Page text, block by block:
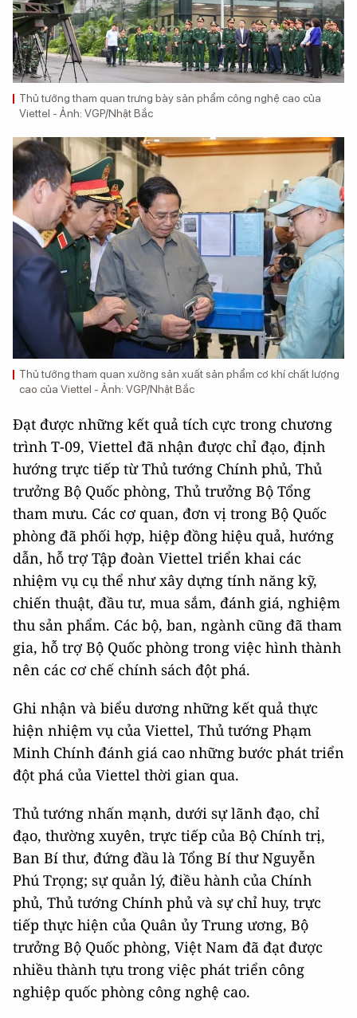
Thủ tướng tham quan trưng bày sản phẩm công nghệ cao của
Viettel - Ảnh: VGP/Nhật Bắc
Thủ tướng tham quan xưởng sản xuất sản phẩm cơ khí chất lượng
cao của Viettel - Ảnh: VGP/Nhật Bắc
Đạt được những kết quả tích cực trong chương
trình T-09, Viettel đã nhận được chỉ đạo, định
hướng trực tiếp từ Thủ tướng Chính phủ, Thủ
trưởng Bộ Quốc phòng, Thủ trưởng Bộ Tổng
tham mưu. Các cơ quan, đơn vị trong Bộ Quốc
phòng đã phối hợp, hiệp đồng hiệu quả, hướng
dẫn, hỗ trợ Tập đoàn Viettel triển khai các
nhiệm vụ cụ thể như xây dựng tính năng kỹ,
chiến thuật, đầu tư, mua sắm, đánh giá, nghiệm
thu sản phẩm. Các bộ, ban, ngành cũng đã tham
gia, hỗ trợ Bộ Quốc phòng trong việc hình thành
nên các cơ chế chính sách đột phá.
Ghi nhận và biểu dương những kết quả thực
hiện nhiệm vụ của Viettel, Thủ tướng Phạm
Minh Chính đánh giá cao những bước phát triển
đột phá của Viettel thời gian qua.
Thủ tướng nhấn mạnh, dưới sự lãnh đạo, chỉ
đạo, thường xuyên, trực tiếp của Bộ Chính trị,
Ban Bí thư, đứng đầu là Tổng Bí thư Nguyễn
Phú Trọng; sự quản lý, điều hành của Chính
phủ, Thủ tướng Chính phủ và sự chỉ huy, trực
tiếp thực hiện của Quân ủy Trung ương, Bộ
trưởng Bộ Quốc phòng, Việt Nam đã đạt được
nhiều thành tựu trong việc phát triển công
nghiệp quốc phòng công nghệ cao.